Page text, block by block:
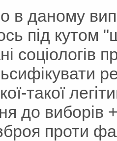
в даному
під кутом
соціологів
такої
до виборів
проти